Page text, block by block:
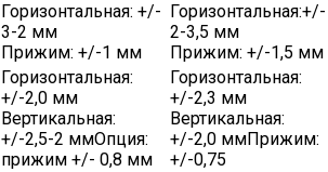
Горизонтальная: +/-
3-2 мм
Прижим: +/-1 мм
Горизонтальная:+/-
2-3,5 мм
Прижим: +/-1,5 мм
Горизонтальная:
+/-2,0 мм
Вертикальная:
+/-2,5-2 ммОпция:
прижим +/- 0,8 мм
Горизонтальная:
+/-2,3 мм
Вертикальная:
+/-2,0 ммПрижим:
+/-0,75